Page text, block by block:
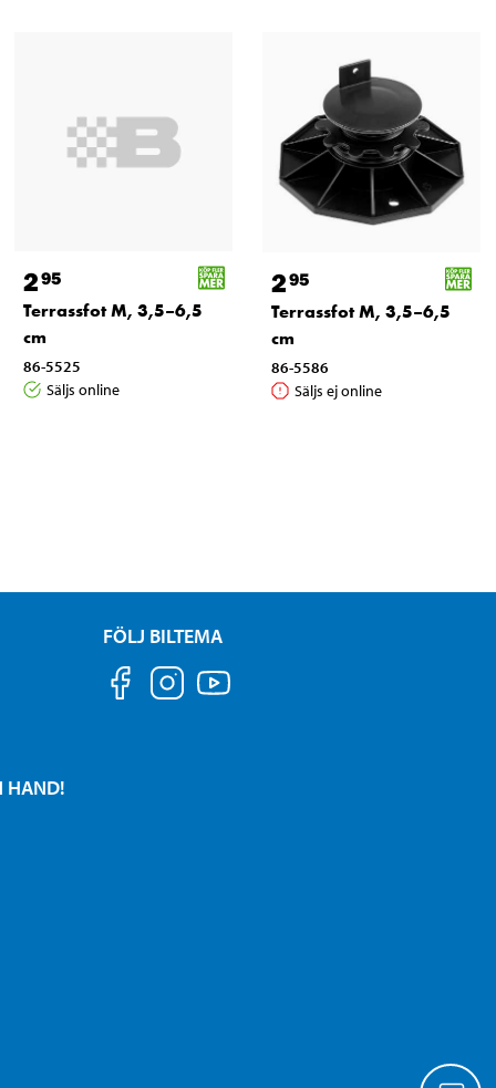
295
Terrassfot M, 3,5–6,5
cm
86-5525
Säljs online
295
Terrassfot M, 3,5–6,5
cm
86-5586
Säljs ej online
HAND!
FÖLJ BILTEMA